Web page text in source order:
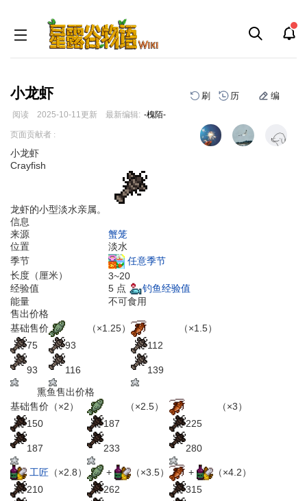
小龙虾 刷 历 编
阅读 2025-10-11更新 最新编辑: -槐陌-
跳
导
航
跳
搜
索
页面贡献者 :
小龙虾
Crayfish
龙虾的小型淡水亲属。
信息
来源
蟹笼
位置
淡水
季节
任意季节
长度（厘米）
3~20
经验值
5 点
钓鱼经验值
能量
不可食用
售出价格
基础售价
（×1.25）
（×1.5）
75
93
93
116
112
139
熏鱼售出价格
基础售价（×2）
（×2.5）
（×3）
150
187
187
233
225
280
工匠 （×2.8） + （×3.5） +
（×4.2）
210
262 315